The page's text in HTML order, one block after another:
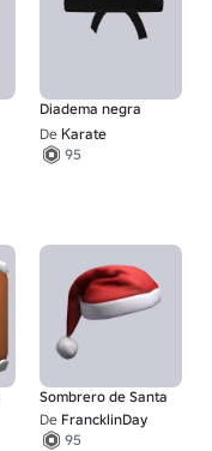
67
Diadema negra
De Κarate
95
Sombrero de Santa
De FrancklinDay
95